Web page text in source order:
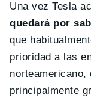
Una vez Tesla
quedará por
que
prioridad a las
norteamericano,
principalmente